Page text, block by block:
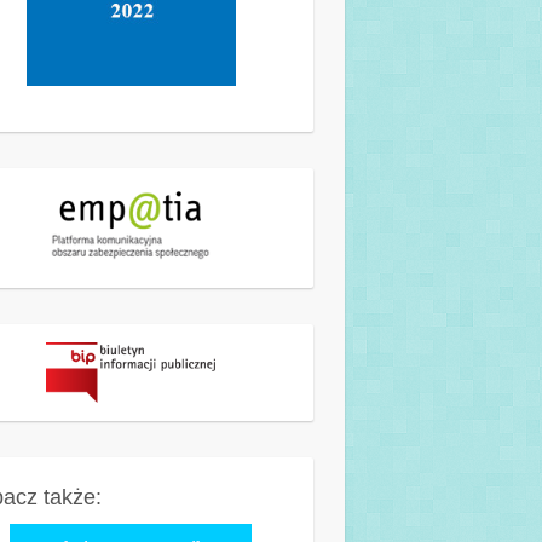
także: